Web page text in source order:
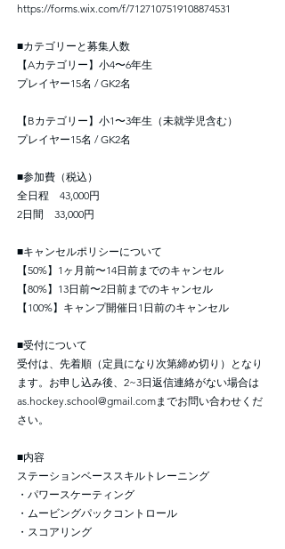
https://forms.wix.com/f/7127107519108874531
■カテゴリーと募集人数
【Aカテゴリー】小4〜6年生
プレイヤー15名 / GK2名
【Bカテゴリー】小1〜3年生（未就学児含む）
プレイヤー15名 / GK2名
■参加費（税込）
全日程 43,000円
2日間 33,000円
■キャンセルポリシーについて
【50%】1ヶ月前〜14日前までのキャンセル
【80%】13日前〜2日前までのキャンセル
【100%】キャンプ開催日1日前のキャンセル
■受付について
受付は、先着順（定員になり次第締め切り）となり
ます。お申し込み後、2~3日返信連絡がない場合は
as.hockey.school@gmail.comまでお問い合わせくだ
さい。
■内容
ステーションベーススキルトレーニング
・パワースケーティング
・ムービングパックコントロール
・スコアリング